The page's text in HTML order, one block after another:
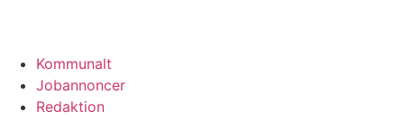
Kommunalt
Jobannoncer
Redaktion